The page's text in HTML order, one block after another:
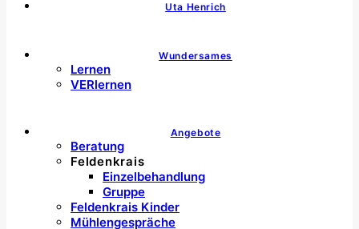
Uta Henrich
Wundersames
Lernen
VERlernen
Angebote
Beratung
Feldenkrais
Einzelbehandlung
Gruppe
Feldenkrais Kinder
Mühlengespräche